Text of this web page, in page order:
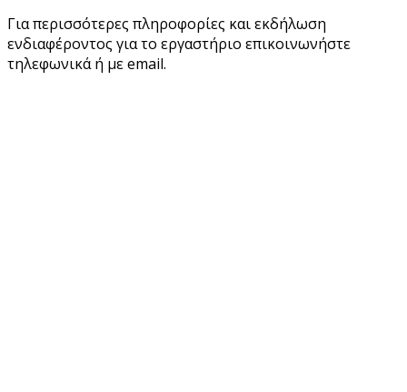
Για περισσότερες πληροφορίες και εκδήλωση
ενδιαφέροντος για το εργαστήριο επικοινωνήστε
τηλεφωνικά ή με email.